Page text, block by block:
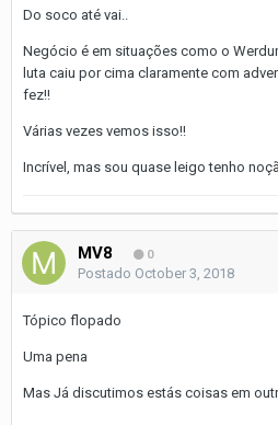
Do soco até vai..
Negócio é em situações como o
luta caiu por cima claramente com
fez!!
Várias vezes vemos isso!!
Incrível, mas sou quase leigo tenho
MV8 0
Postado October 3, 2018
Tópico flopado
Uma pena
Mas Já discutimos estás coisas em